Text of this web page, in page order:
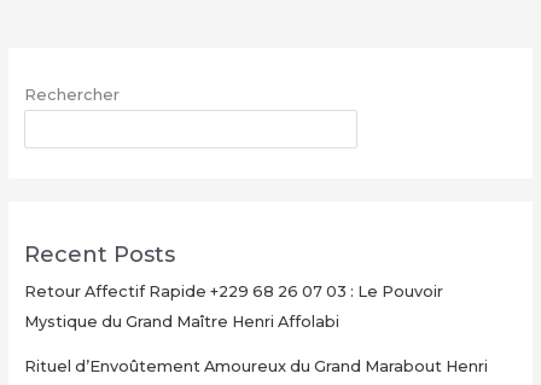
07
Valise
Rechercher
Recent Posts
Retour Affectif Rapide +229 68 26 07 03 : Le Pouvoir
Mystique du Grand Maître Henri Affolabi
Rituel d’Envoûtement Amoureux du Grand Marabout Henri